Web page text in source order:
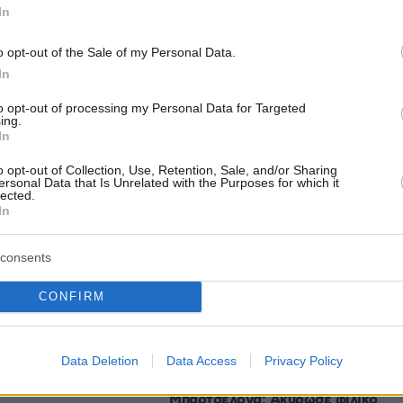
opt-out of the Sale of my Personal Data.
opt-out of processing my Personal Data for Targeted
opt-out of Collection, Use, Retention, Sale, and/or Sharing
Data that Is Unrelated with the Purposes for which it
CONFIRM
Data Deletion Data Access Privacy Policy
στοProtothema.gr
Ειδήσεις
για απόκτηση
των 2 GW σε
Παραλίες με
Μαρίας Σολωμού στη θάλασσα:
Σκέφτεστε τίποτα καλύτερο;
πριν 21 λεπτά